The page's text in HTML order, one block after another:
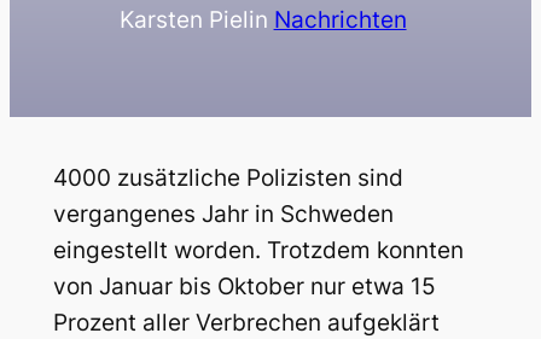
Karsten Pielin Nachrichten
4000 zusätzliche Polizisten sind
vergangenes Jahr in Schweden
eingestellt worden. Trotzdem konnten
von Januar bis Oktober nur etwa 15
Prozent aller Verbrechen aufgeklärt